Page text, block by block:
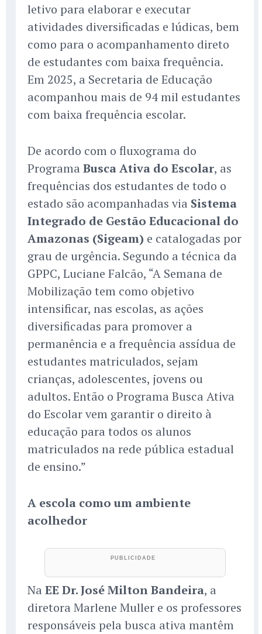
letivo para elaborar e executar
atividades diversificadas e lúdicas, bem
como para o acompanhamento direto
de estudantes com baixa frequência.
Em 2025, a Secretaria de Educação
acompanhou mais de 94 mil estudantes
com baixa frequência escolar.
De acordo com o fluxograma do
Programa Busca Ativa do Escolar, as
frequências dos estudantes de todo o
estado são acompanhadas via Sistema
Integrado de Gestão Educacional do
Amazonas (Sigeam) e catalogadas por
grau de urgência. Segundo a técnica da
GPPC, Luciane Falcão, “A Semana de
Mobilização tem como objetivo
intensificar, nas escolas, as ações
diversificadas para promover a
permanência e a frequência assídua de
estudantes matriculados, sejam
crianças, adolescentes, jovens ou
adultos. Então o Programa Busca Ativa
do Escolar vem garantir o direito à
educação para todos os alunos
matriculados na rede pública estadual
de ensino.”
A escola como um ambiente
acolhedor
Na EE Dr. José Milton Bandeira, a
diretora Marlene Muller e os professores
responsáveis pela busca ativa mantêm